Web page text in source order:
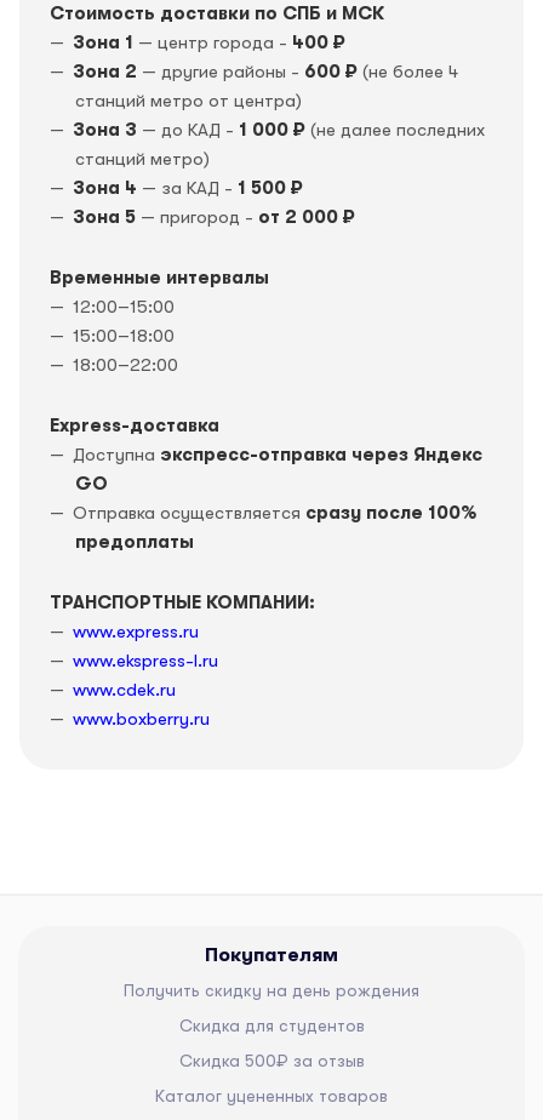
Стоимость доставки по СПБ и МСК
Зона 1 — центр города - 400 ₽
Зона 2 — другие районы - 600 ₽ (не более 4
станций метро от центра)
Зона 3 — до КАД - 1 000 ₽ (не далее последних
станций метро)
Зона 4 — за КАД - 1 500 ₽
Зона 5 — пригород - от 2 000 ₽
Временные интервалы
12:00–15:00
15:00–18:00
18:00–22:00
Express-доставка
Доступна экспресс-отправка через Яндекс
GO
Отправка осуществляется сразу после 100%
предоплаты
ТРАНСПОРТНЫЕ КОМПАНИИ:
www.express.ru
www.ekspress-l.ru
www.cdek.ru
www.boxberry.ru
Покупателям
Получить скидку на день рождения
Скидка для студентов
Скидка 500₽ за отзыв
Каталог уцененных товаров